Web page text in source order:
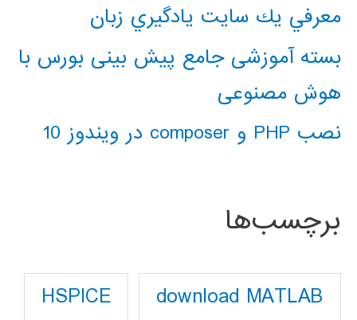
معرفي يك سايت يادگيري زبان
بسته آموزشی جامع پیش بینی بورس با
هوش مصنوعی
نصب PHP و composer در ویندوز 10
برچسب‌ها
download MATLAB
HSPICE